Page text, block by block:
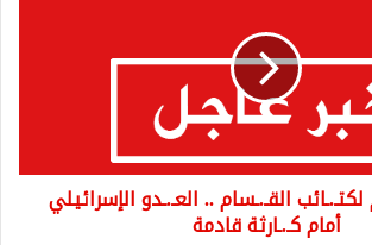
القـ.ـسام .. العـ.ـدو الإسرائيلي
أمام كـ.ـارثة قادمة